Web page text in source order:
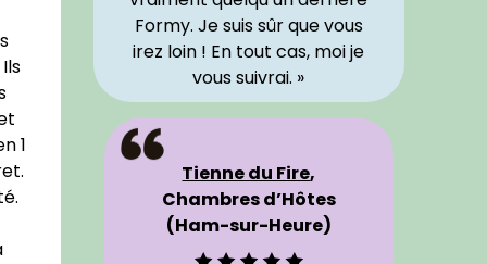
1
Formy. Je suis sûr que vous
irez loin ! En tout cas, moi je
vous suivrai. »
Tienne du Fire,
Chambres d’Hôtes
(Ham-sur-Heure)